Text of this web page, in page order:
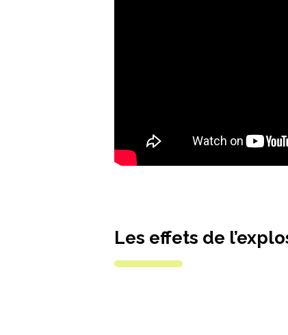
Les effets de